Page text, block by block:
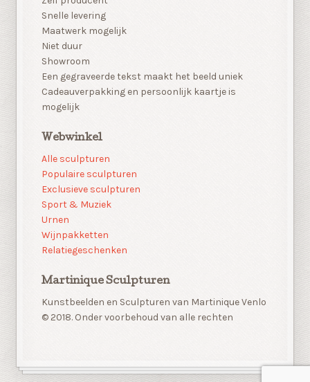
Snelle levering
Maatwerk mogelijk
Niet duur
Showroom
Een gegraveerde tekst maakt het beeld uniek
Cadeauverpakking en persoonlijk kaartje is
mogelijk
Webwinkel
Alle sculpturen
Populaire sculpturen
Exclusieve sculpturen
Sport & Muziek
Urnen
Wijnpakketten
Relatiegeschenken
Martinique Sculpturen
Kunstbeelden en Sculpturen van Martinique Venlo
© 2018. Onder voorbehoud van alle rechten